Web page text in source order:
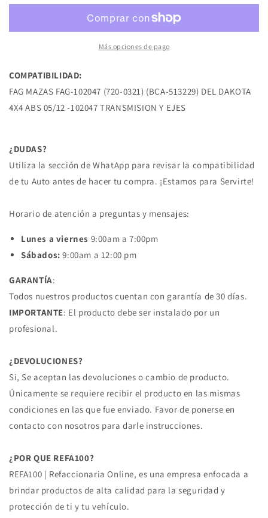
(BCA-
DEL
ABS
05/12
CHRYSLER
(BCA-
513229)
DEL
DAKOTA
05/12
CHRYSLER
Más opciones de pago
COMPATIBILIDAD:
FAG MAZAS FAG-102047 (720-0321) (BCA-513229) DEL DAKOTA
4X4 ABS 05/12 -102047 TRANSMISION Y EJES
¿DUDAS?
Utiliza la sección de WhatApp para revisar la compatibilidad
de tu Auto antes de hacer tu compra. ¡Estamos para Servirte!
Horario de atención a preguntas y mensajes:
Lunes a viernes 9:00am a 7:00pm
Sábados: 9:00am a 12:00 pm
GARANTÍA:
Todos nuestros productos cuentan con garantía de 30 días.
IMPORTANTE: El producto debe ser instalado por un
profesional.
¿DEVOLUCIONES?
Si, Se aceptan las devoluciones o cambio de producto.
Únicamente se requiere recibir el producto en las mismas
condiciones en las que fue enviado. Favor de ponerse en
contacto con nosotros para darle instrucciones.
¿POR QUE REFA100?
REFA100 | Refaccionaria Online, es una empresa enfocada a
brindar productos de alta calidad para la seguridad y
protección de ti y tu vehículo.